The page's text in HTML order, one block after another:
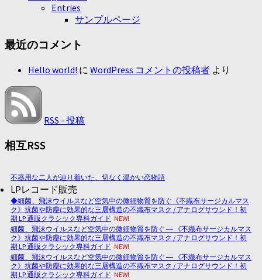
Entries
サンプルページ
最近のコメント
Hello world! に WordPress コメントの投稿者 より
RSS - 投稿
相互RSS
不器用な二人が辿り着いた、切なく温かい恋物語
LPレコード販売
◆細菌、飛沫ウイルスなど空気中の微細物質を防ぐ《不織布サージカルマス
ク》抗菌や防塵に効果的な三層構造の不織布マスク / アナログサウンド！初
期 LP 通販クラシック専科ガイド NEW!
細菌、飛沫ウイルスなど空気中の微細物質を防ぐ ― 《不織布サージカルマス
ク》抗菌や防塵に効果的な三層構造の不織布マスク / アナログサウンド！初
期 LP 通販クラシック専科ガイド NEW!
細菌、飛沫ウイルスなど空気中の微細物質を防ぐ ― 《不織布サージカルマス
ク》抗菌や防塵に効果的な三層構造の不織布マスク / アナログサウンド！初
期 LP 通販クラシック専科ガイド NEW!